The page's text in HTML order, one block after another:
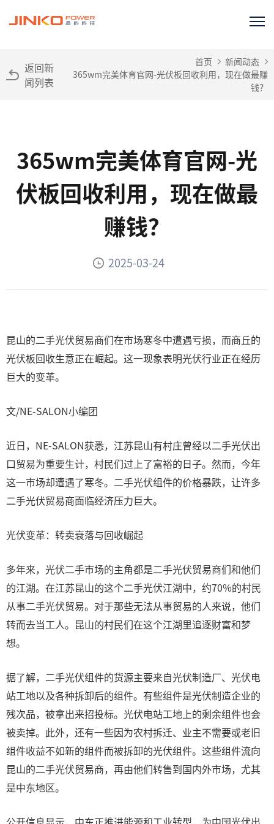
返回新
闻列表
首页
新闻动态
365wm完美体育官网-光伏板回收利用，现在做最赚
钱？
365wm完美体育官网-光
伏板回收利用，现在做最
赚钱？
2025-03-24
昆山的二手光伏贸易商们在市场寒冬中遭遇亏损，而商丘的
光伏板回收生意正在崛起。这一现象表明光伏行业正在经历
巨大的变革。
文/NE-SALON小编团
近日，NE-SALON获悉，江苏昆山有村庄曾经以二手光伏出
口贸易为重要生计，村民们过上了富裕的日子。然而，今年
这一市场却遭遇了寒冬。二手光伏组件的价格暴跌，让许多
二手光伏贸易商面临经济压力巨大。
光伏变革：转卖衰落与回收崛起
多年来，光伏二手市场的主角都是二手光伏贸易商们和他们
的江湖。在江苏昆山的这个二手光伏江湖中，约70%的村民
从事二手光伏贸易。对于那些无法从事贸易的人来说，他们
转而去当工人。昆山的村民们在这个江湖里追逐财富和梦
想。
据了解，二手光伏组件的货源主要来自光伏制造厂、光伏电
站工地以及各种拆卸后的组件。有些组件是光伏制造企业的
残次品，被拿出来招投标。光伏电站工地上的剩余组件也会
被卖掉。此外，还有一些因为农村拆迁、业主不需要或老旧
组件收益不如新的组件而被拆卸的光伏组件。这些组件流向
昆山的二手光伏贸易商，再由他们转售到国内外市场，尤其
是中东地区。